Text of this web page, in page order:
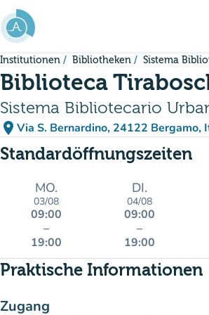
Gehe zum Hauptinhalt
Institutionen Bibliotheken Sistema
Biblioteca
Sistema Bibliotecario
place Via S. Bernardino, 24122 Bergamo,
(in Google Maps
(new tab)
Standardöffnungszeiten
MO.
03/08
09:00
–
19:00
DI.
04/08
09:00
–
19:00
Praktische Informationen
Zugang